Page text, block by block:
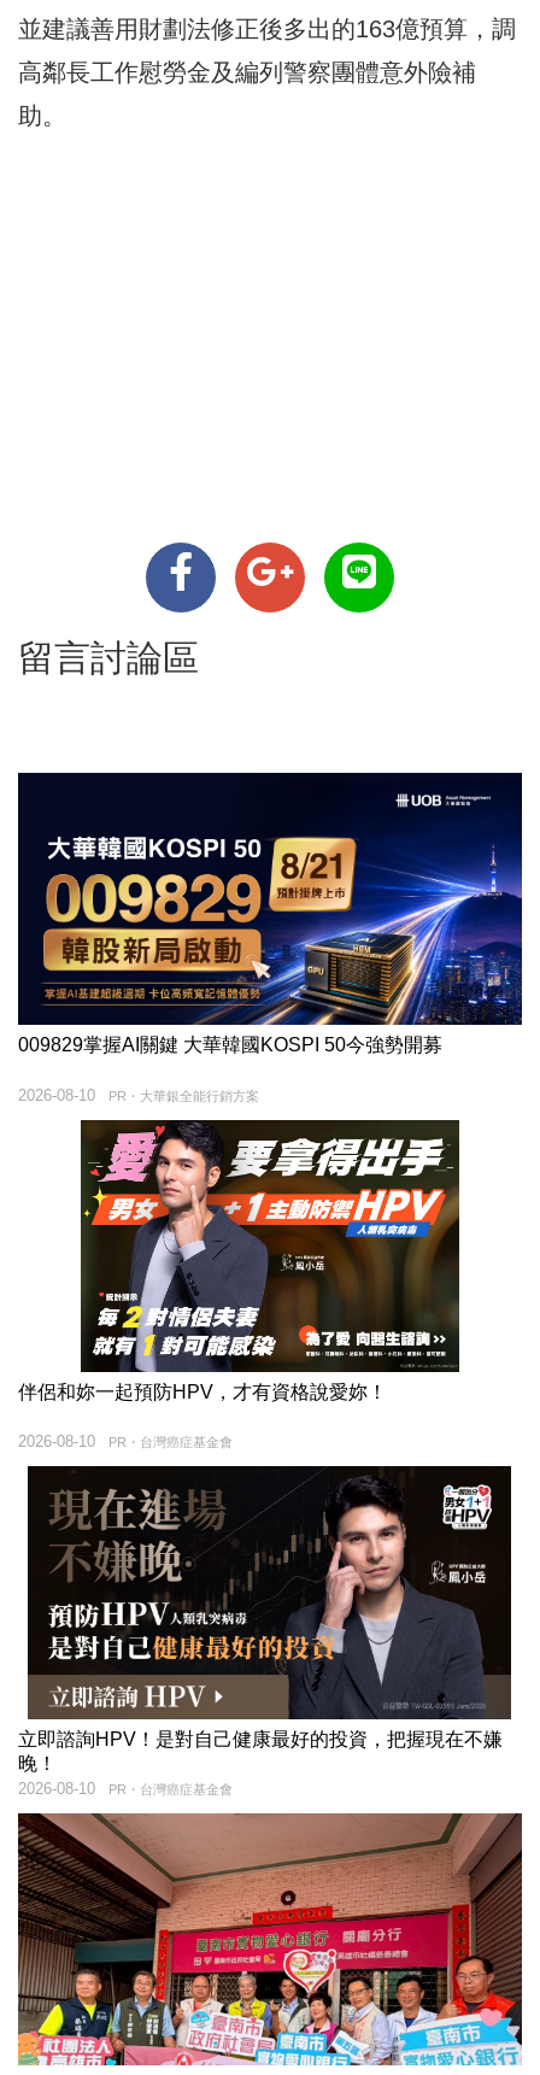
並建議善用財劃法修正後多出的163億預算，調
高鄰長工作慰勞金及編列警察團體意外險補
助。
留言討論區
009829掌握AI關鍵 大華韓國KOSPI 50今強勢開募
PR・大華銀全能行銷方案
2026-08-10
伴侶和妳一起預防HPV，才有資格說愛妳！
PR・台灣癌症基金會
2026-08-10
立即諮詢HPV！是對自己健康最好的投資，把握現在不嫌
晚！
PR・台灣癌症基金會
2026-08-10